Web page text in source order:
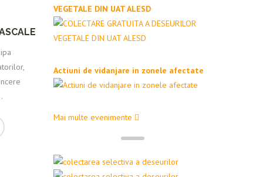
VEGETALE DIN UAT ALESD
Actiuni de vidanjare in zonele afectate
Mai multe evenimente